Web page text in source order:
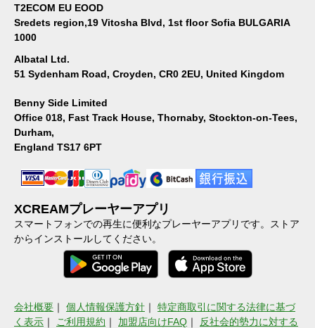
T2ECOM EU EOOD
Sredets region,19 Vitosha Blvd, 1st floor Sofia BULGARIA
1000
Albatal Ltd.
51 Sydenham Road, Croyden, CR0 2EU, United Kingdom
Benny Side Limited
Office 018, Fast Track House, Thornaby, Stockton-on-Tees,
Durham,
England TS17 6PT
XCREAMプレーヤーアプリ
スマートフォンでの再生に便利なプレーヤーアプリです。ストア
からインストールしてください。
会社概要 ｜ 個人情報保護方針 ｜ 特定商取引に関する法律に基づ
く表示 ｜ ご利用規約 ｜ 加盟店向けFAQ ｜ 反社会的勢力に対する